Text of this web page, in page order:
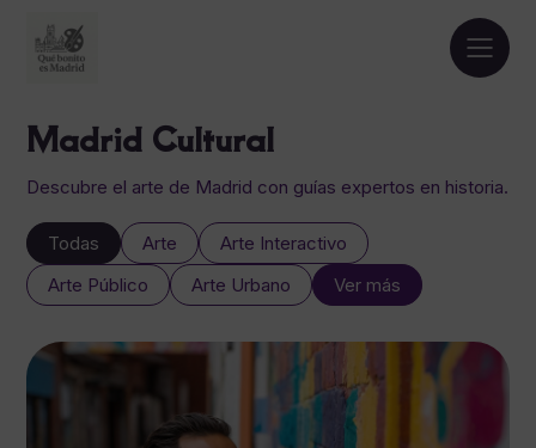
Madrid Cultural
Descubre el arte de Madrid con guías expertos en historia.
Todas Arte
Arte Interactivo
Arte Público
Arte Urbano Ver más